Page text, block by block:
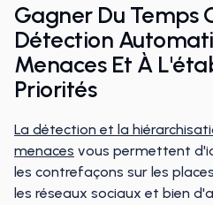
Gagner Du Temps
Détection
Menaces Et À
Priorités
La détection et la
menaces vous permettent
les contrefaçons sur les
les réseaux sociaux et bien